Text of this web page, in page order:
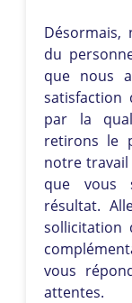
Désormais,
du
que nous
satisfaction
par la
retirons le
notre
que vous
résultat.
sollicitation
vous
attentes.